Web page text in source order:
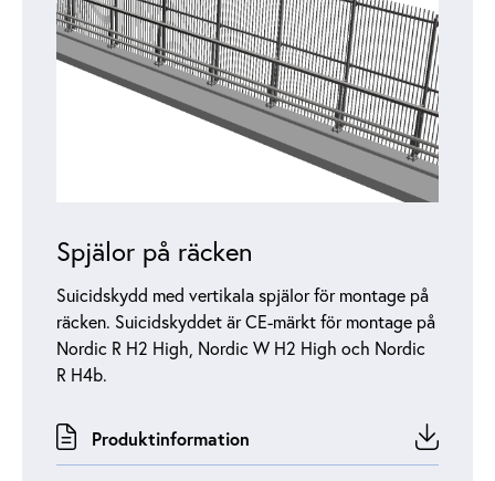
Spjälor på räcken
Suicidskydd med vertikala spjälor för montage på
räcken. Suicidskyddet är CE-märkt för montage på
Nordic R H2 High, Nordic W H2 High och Nordic
R H4b.
Produktinformation